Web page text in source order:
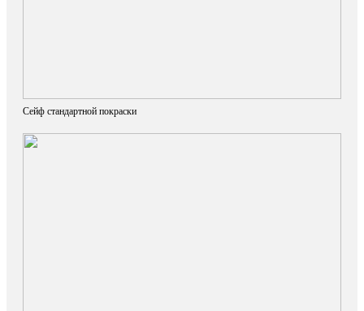
Сейф стандартной покраски